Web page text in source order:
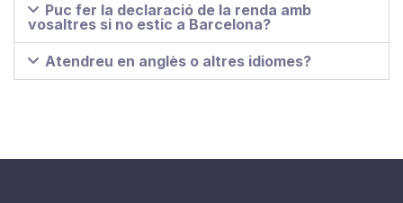
Puc fer la declaració de la renda amb
vosaltres si no estic a Barcelona?
Atendreu en anglès o altres idiomes?